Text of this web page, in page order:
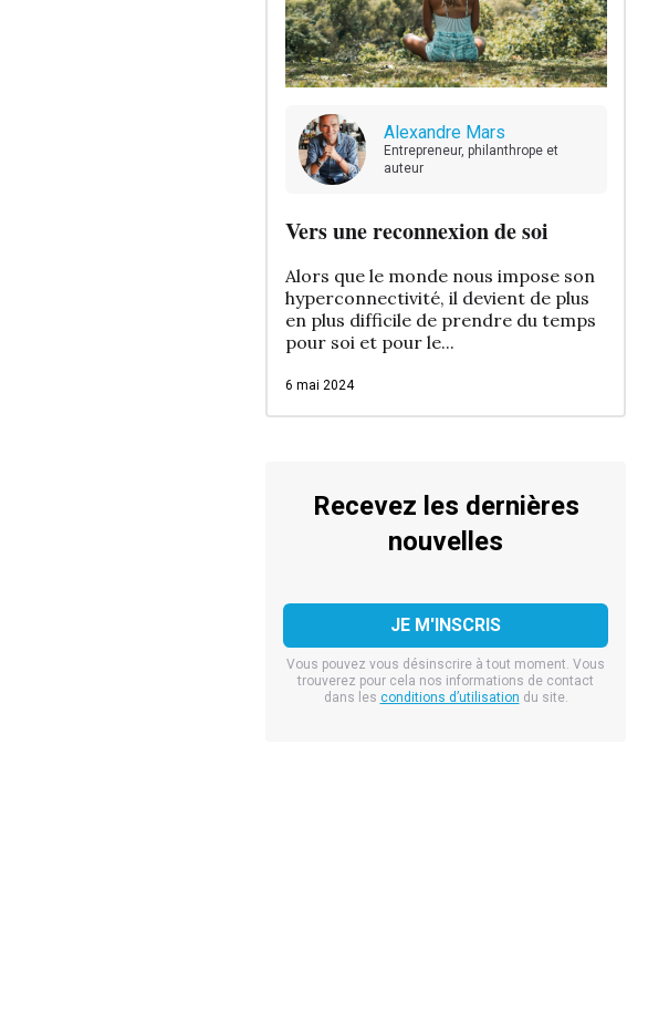
Alexandre Mars
Entrepreneur, philanthrope et
auteur
Vers une reconnexion de soi
Alors que le monde nous impose son
hyperconnectivité, il devient de plus
en plus difficile de prendre du temps
pour soi et pour le...
6 mai 2024
Recevez les dernières
nouvelles
Vous pouvez vous désinscrire à tout moment. Vous
trouverez pour cela nos informations de contact
dans les conditions d’utilisation du site.